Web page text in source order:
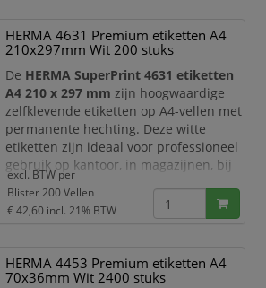
artikelinformatie, dossierlabels,
verzendetiketten en duidelijke
HERMA 4631 Premium etiketten A4
210x297mm Wit 200 stuks
De HERMA SuperPrint 4631 etiketten
A4 210 x 297 mm zijn hoogwaardige
zelfklevende etiketten op A4-vellen met
permanente hechting. Deze witte
etiketten zijn ideaal voor professioneel
gebruik op kantoor, in magazijnen, bij
verzending, archivering, administratie
en productlabeling. Dankzij het
volledige A4-formaat zijn ze zeer
verzendetiketten, productinformatie,
waarschuwingslabels, presentaties en
excl. BTW per
Blister 200 Vellen
€ 42,60 incl. 21% BTW
HERMA 4453 Premium etiketten A4
70x36mm Wit 2400 stuks